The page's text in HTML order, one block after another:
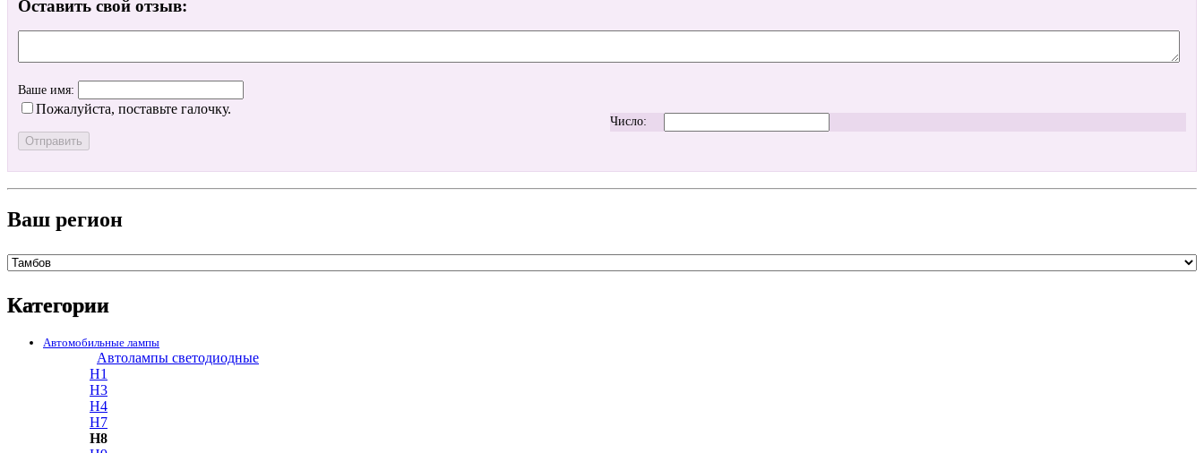
Оставить свой отзыв:
Ваше имя:
Пожалуйста, поставьте галочку.
Число:
Ваш регион
Категории
Автомобильные лампы
Автолампы светодиодные
H1
H3
H4
H7
H8